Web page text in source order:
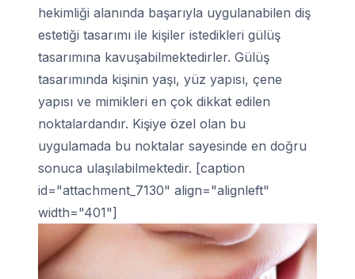
hekimliği alanında başarıyla uygulanabilen diş
estetiği tasarımı ile kişiler istedikleri gülüş
tasarımına kavuşabilmektedirler. Gülüş
tasarımında kişinin yaşı, yüz yapısı, çene
yapısı ve mimikleri en çok dikkat edilen
noktalardandır. Kişiye özel olan bu
uygulamada bu noktalar sayesinde en doğru
sonuca ulaşılabilmektedir. [caption
id="attachment_7130" align="alignleft"
width="401"]